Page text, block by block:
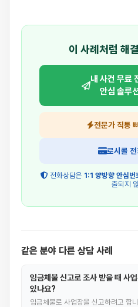
이 사례처럼 해
내 사건 무료
안심 솔루
전문가 직통
로시콜
전화상담은 1:1 양방향 안심번
출되지
같은 분야 다른 상담 사례
임금체불 신고로 조사 받을 때 사
있나요?
임금체불로 사업장을 신고하려고 합